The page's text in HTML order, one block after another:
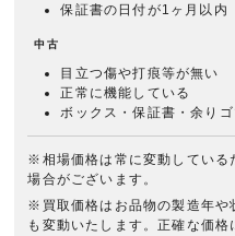
保証書の日付が1ヶ月以内
中古
目立つ傷や打痕等が無い
正常に機能している
ボックス・保証書・余り
※相場価格は常に変動している
場合がございます。
※買取価格はお品物の製造年や
も変動いたします。正確な価格